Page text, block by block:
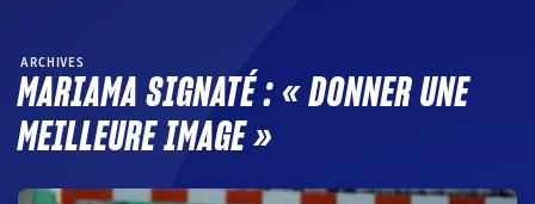
ARCHIVES
MARIAMA SIGNATÉ : « DONNER UNE
MEILLEURE IMAGE »